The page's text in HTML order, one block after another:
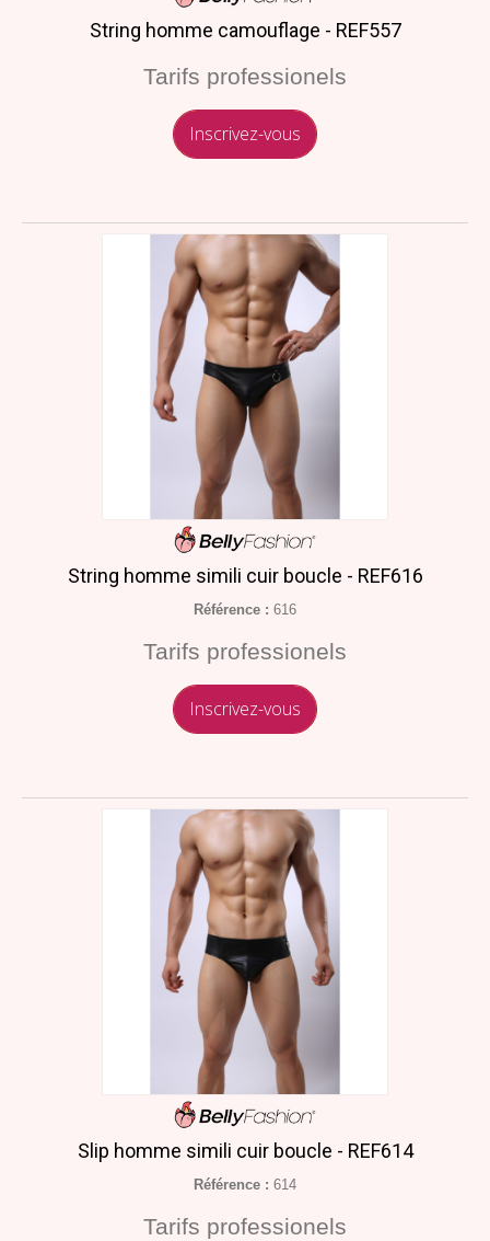
String homme camouflage - REF557
Tarifs professionels
Inscrivez-vous
String homme simili cuir boucle - REF616
Référence : 616
Tarifs professionels
Inscrivez-vous
Slip homme simili cuir boucle - REF614
Référence : 614
Tarifs professionels